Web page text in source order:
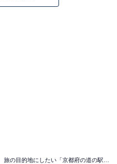
で調理してくれるので思う
カルチャー・エンタメなど